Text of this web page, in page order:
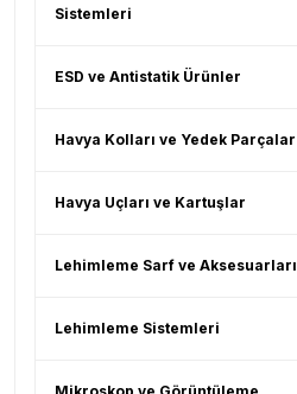
Sistemleri
ESD ve Antistatik Ürünler
Havya Kolları ve Yedek Parçalar
Havya Uçları ve Kartuşlar
Lehimleme Sarf ve Aksesuarları
Lehimleme Sistemleri